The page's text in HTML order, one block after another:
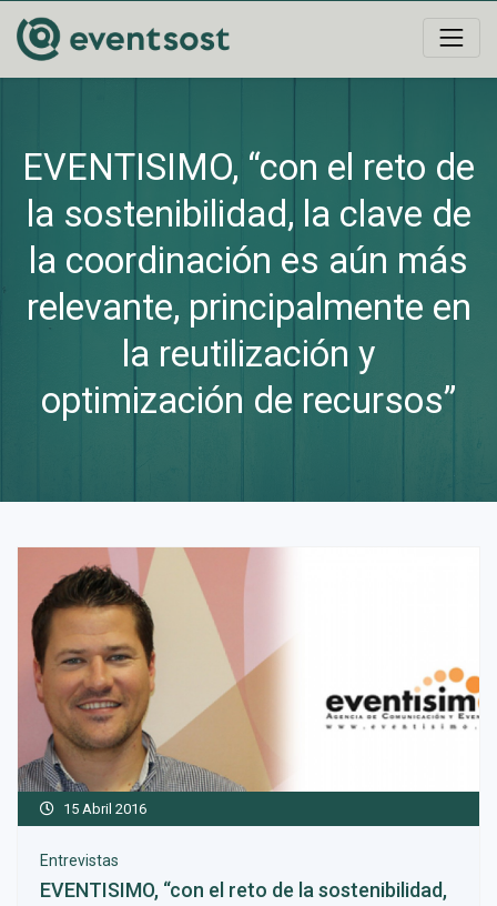
EVENTISIMO, “con el reto de
la sostenibilidad, la clave de
la coordinación es aún más
relevante, principalmente en
la reutilización y
optimización de recursos”
Entrevistas
15 Abril 2016
EVENTISIMO, “con el reto de la sostenibilidad,